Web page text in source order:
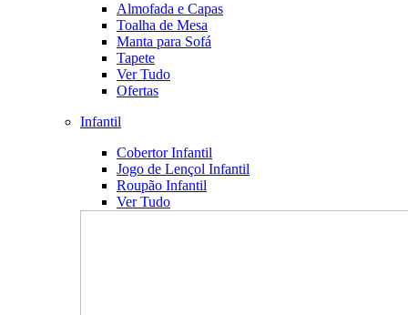
Almofada e Capas
Toalha de Mesa
Manta para Sofá
Tapete
Ver Tudo
Ofertas
Infantil
Cobertor Infantil
Jogo de Lençol Infantil
Roupão Infantil
Ver Tudo